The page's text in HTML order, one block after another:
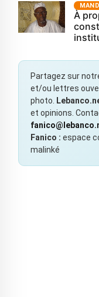
À
Partagez sur
et/ou lettres
photo.
et opinions.
Fanico : espace
malinké